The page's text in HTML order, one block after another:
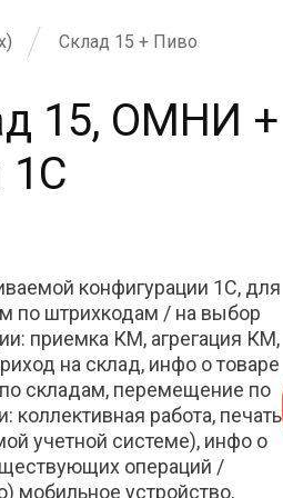
Склад 15 + Пиво
15, ОМНИ
1С
конфигурации 1С, для
штрихкодам / на выбор
приемка КМ, агрегация КМ,
на склад, инфо о товаре
складам, перемещение по
работа, печать
учетной системе), инфо о
операций /
мобильное устройство,